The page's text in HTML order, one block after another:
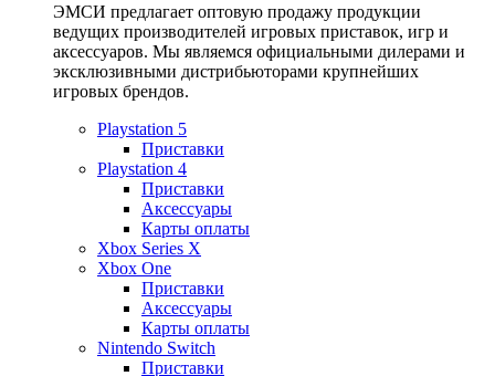
ЭМСИ предлагает оптовую продажу продукции
ведущих производителей игровых приставок, игр и
аксессуаров. Мы являемся официальными дилерами и
эксклюзивными дистрибьюторами крупнейших
игровых брендов.
Playstation 5
Приставки
Playstation 4
Приставки
Аксессуары
Карты оплаты
Xbox Series X
Xbox One
Приставки
Аксессуары
Карты оплаты
Nintendo Switch
Приставки